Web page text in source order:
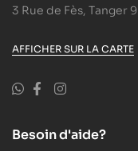
3 Rue de Fès, Tanger
AFFICHER SUR LA CARTE
Besoin d'aide?